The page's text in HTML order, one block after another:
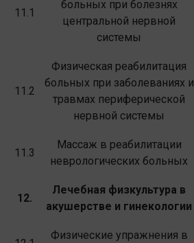
11.1
больных при бо­лезнях
центральной нервной
системы
11.2
Физическая реабилитация
больных при заболеваниях и
травмах периферической
нервной системы
11.3
Массаж в реабилитации
неврологических больных
12.
Лечебная физкультура в
акушерстве и гине­кологии
Физические упражнения в